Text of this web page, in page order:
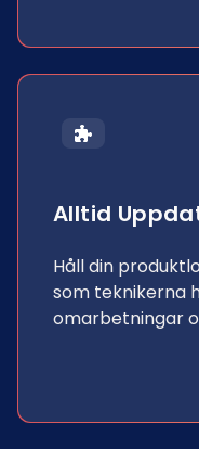
Alltid
Håll din
som teknikerna
omarbetningar